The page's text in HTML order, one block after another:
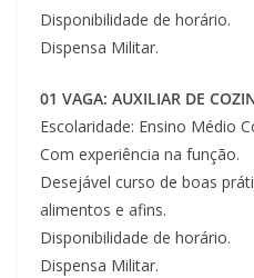
Disponibilidade de horário.
Dispensa Militar.
01 VAGA: AUXILIAR DE
Escolaridade: Ensino Médio
Com experiência na função.
Desejável curso de boas
alimentos e afins.
Disponibilidade de horário.
Dispensa Militar.